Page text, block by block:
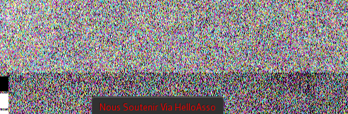
Nous Soutenir Via HelloAsso